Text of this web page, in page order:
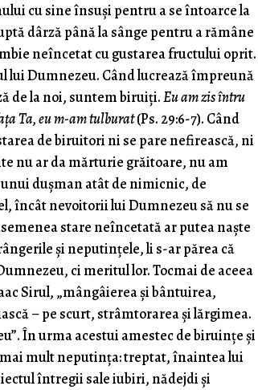
cu sine însuși pentru a se întoarce la
dârză până la sânge pentru a rămâne
neîncetat cu gustarea fructului oprit.
lui Dumnezeu. Când lucrează împreună
de la noi, suntem biruiți.Eu am zis întru
Ta, eu m-am tulburat(Ps. 29:6-7). Când
de biruitori ni se pare nefirească, ni
nu ar da mărturie grăitoare, nu am
dușman atât de nimicnic, de
încât nevoitorii lui Dumnezeu să nu se
stare neîncetată ar putea naște
și neputințele, li s-ar părea că
ci meritul lor. Tocmai de aceea
Sirul, „mângâierea și bântuirea,
– pe scurt, strâmtorarea și lărgimea.
În urma acestui amestec de biruințe și
mult neputința: treptat, înaintea lui
întregii sale iubiri, nădejdi și